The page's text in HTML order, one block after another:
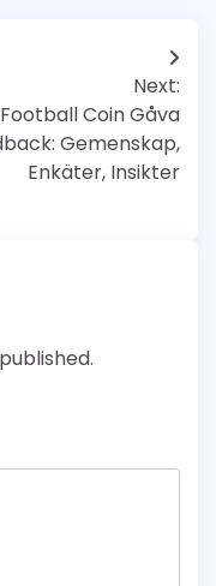
Next:
Coin Gåva
Gemenskap,
Enkäter, Insikter